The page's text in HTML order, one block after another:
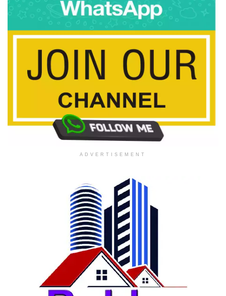
ADVERTISEMENT